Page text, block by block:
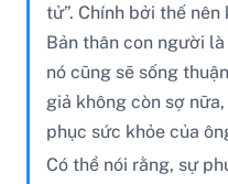
tử”. Chính bởi thế
Bản thân con người
nó cũng sẽ sống
giả không còn sợ
phục sức khỏe của
Có thể nói rằng, sự